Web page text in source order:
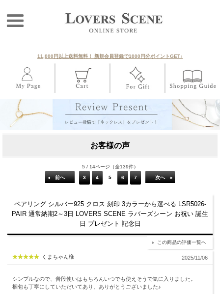
11,000円以上送料無料！ 新規会員登録で1000円分ポイントGET♪
お客様の声
5 / 14ページ（全139件）
前へ
3 4 5 6 7 次へ
ペアリング シルバー925 クロス 刻印 3カラーから選べる LSR5026-
PAIR 通常納期2～3日 LOVERS SCENE ラバーズシーン お祝い 誕生
日 プレゼント 記念日
この商品の評価一覧へ
くまちゃん様 2025/11/06
シンプルなので、普段使いはもちろんいつでも使えそうで気に入りました。
梱包も丁寧にしていただいてあり、ありがとうございました♪